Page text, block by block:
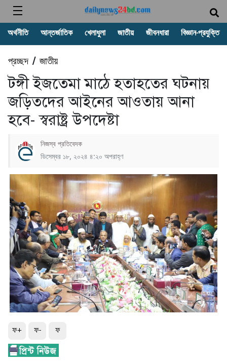
অর্থনীতি আন্তর্জাতিক খেলাধুলা জাতীয় জীবনধারা বিজ্ঞান-প্রযুক্তি
প্রচ্ছদ/ জাতীয়
টঙ্গী ইজতেমা মাঠে হতাহতের ঘটনায়
জড়িতদের আইনের আওতায় আনা
হবে- স্বরাষ্ট্র উপদেষ্টা
নিজস্ব প্রতিবেদক
ডিসেম্বর ১৮, ২০২৪ ৪:২০ অপরাহ্ণ
ফ+ ফ- ফ